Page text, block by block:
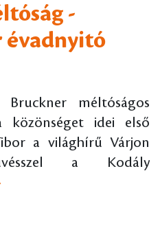
-
évadnyitó
Bruckner méltóságos
közönséget idei első
a világhírű Várjon
a Kodály